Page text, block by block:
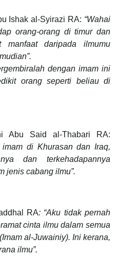
Ishak al-Syirazi RA: “Wahai
orang-orang di timur dan
manfaat daripada ilmumu
dengan imam ini
orang seperti beliau di
Abu Said al-Thabari RA:
di Khurasan dan Iraq,
dan terkehadapannya
jenis cabang ilmu”.
RA: “Aku tidak pernah
cinta ilmu dalam semua
al-Juwainiy). Ini kerana,
ilmu”.